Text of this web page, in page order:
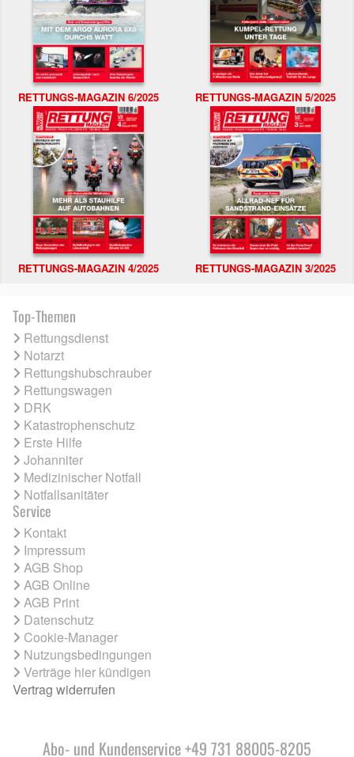
RETTUNGS-MAGAZIN 6/2025 RETTUNGS-MAGAZIN 5/2025
RETTUNGS-MAGAZIN 4/2025 RETTUNGS-MAGAZIN 3/2025
Top-Themen
Rettungsdienst
Notarzt
Rettungshubschrauber
Rettungswagen
DRK
Katastrophenschutz
Erste Hilfe
Johanniter
Medizinischer Notfall
Notfallsanitäter
Service
Kontakt
Impressum
AGB Shop
AGB Online
AGB Print
Datenschutz
Cookie-Manager
Nutzungsbedingungen
Verträge hier kündigen
Vertrag widerrufen
Abo- und Kundenservice +49 731 88005-8205